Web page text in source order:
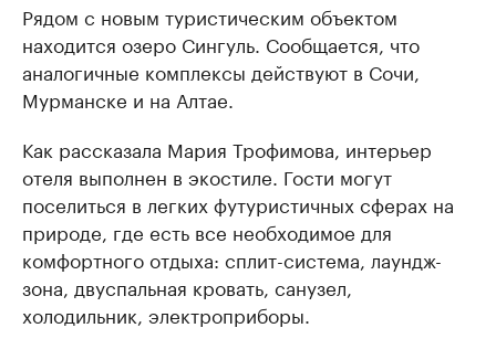
Рядом с новым туристическим объектом
находится озеро Сингуль. Сообщается, что
аналогичные комплексы действуют в Сочи,
Мурманске и на Алтае.
Как рассказала Мария Трофимова, интерьер
отеля выполнен в экостиле. Гости могут
поселиться в легких футуристичных сферах на
природе, где есть все необходимое для
комфортного отдыха: сплит-система, лаундж-
зона, двуспальная кровать, санузел,
холодильник, электроприборы.